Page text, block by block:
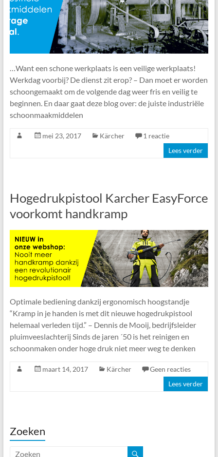
…Want een schone werkplaats is een veilige werkplaats!
Werkdag voorbij? De dienst zit erop? – Dan moet er worden
schoongemaakt om de volgende dag weer fris en veilig te
beginnen. En daar gaat deze blog over: de juiste industriële
schoonmaakmiddelen
mei 23, 2017 Kärcher
1 reactie
Lees verder
Hogedrukpistool Karcher EasyForce
voorkomt handkramp
Optimale bediening dankzij ergonomisch hoogstandje
“Kramp in je handen is met dit nieuwe hogedrukpistool
helemaal verleden tijd.” – Dennis de Mooij, bedrijfsleider
pluimveeslachterij Sinds de jaren ´50 is het reinigen en
schoonmaken onder hoge druk niet meer weg te denken
maart 14, 2017 Kärcher
Geen reacties
Lees verder
Zoeken